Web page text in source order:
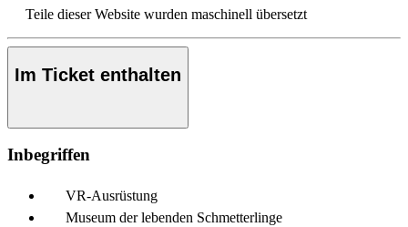
Teile dieser Website wurden maschinell übersetzt
Im Ticket enthalten
Inbegriffen
VR-Ausrüstung
Museum der lebenden Schmetterlinge